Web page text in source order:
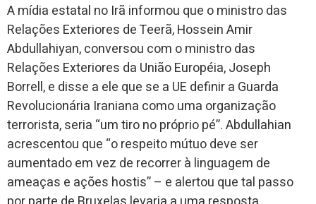
A mídia estatal no Irã informou que o ministro das
Relações Exteriores de Teerã, Hossein Amir
Abdullahiyan, conversou com o ministro das
Relações Exteriores da União Européia, Joseph
Borrell, e disse a ele que se a UE definir a Guarda
Revolucionária Iraniana como uma organização
terrorista, seria “um tiro no próprio pé”. Abdullahian
acrescentou que “o respeito mútuo deve ser
aumentado em vez de recorrer à linguagem de
ameaças e ações hostis” – e alertou que tal passo